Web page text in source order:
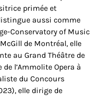
primée et
aussi comme
Conservatory of Music
de Montréal, elle
au Grand Théâtre de
l’Ammolite Opera à
du Concours
elle dirige de